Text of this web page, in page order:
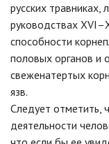
русских травниках,
руководствах
способности
половых органов и
свеженатертых
язв.
Следует отметить,
деятельности